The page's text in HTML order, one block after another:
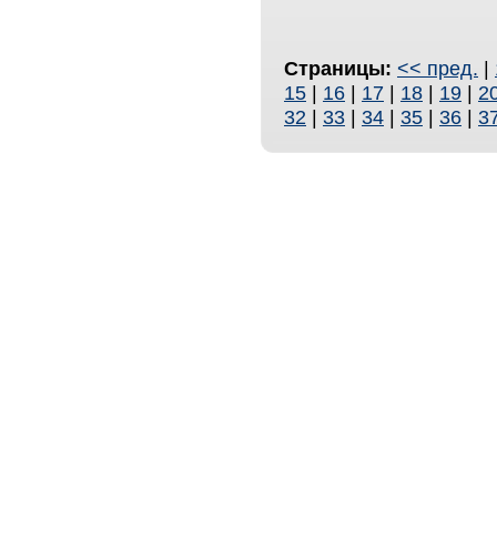
Страницы: << пред. |
15 | 16 | 17 | 18 | 19 |
32 | 33 | 34 | 35 | 36 |